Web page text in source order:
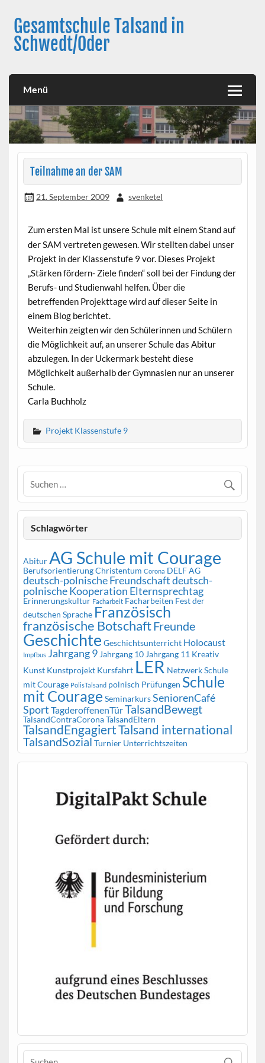
contentGesamtschule Talsand in
Schwedt/Oder
Menü
Teilnahme an der SAM
21. September 2009 svenketel
Zum ersten Mal ist unsere Schule mit einem Stand auf
der SAM vertreten gewesen. Wir stellten dabei unser
Projekt in der Klassenstufe 9 vor. Dieses Projekt
„Stärken fördern- Ziele finden“ soll bei der Findung der
Berufs- und Studienwahl helfen. Über die
betreffenden Projekttage wird auf dieser Seite in
einem Blog berichtet.
Weiterhin zeigten wir den Schülerinnen und Schülern
die Möglichkeit auf, an unserer Schule das Abitur
abzulegen. In der Uckermark besteht diese
Möglichkeit außerhalb der Gymnasien nur an unserer
Schule.
Carla Buchholz
Projekt Klassenstufe 9
Schlagwörter
Abitur AG Schule mit Courage
BerufsorientierungChristentum Corona DELF AG
deutsch-polnische Freundschaftdeutsch-
polnische Kooperation Elternsprechtag
Erinnerungskultur Facharbeit Facharbeiten Fest der
deutschen Sprache Französisch
französische BotschaftFreunde
Geschichte Geschichtsunterricht Holocaust
Impfbus Jahrgang 9 Jahrgang 10 Jahrgang 11 Kreativ
Kunst Kunstprojekt Kursfahrt LER Netzwerk Schule
mit Courage PolisTalsand polnisch Prüfungen Schule
mit Courage SeminarkursSeniorenCafé
Sport TagderoffenenTürTalsandBewegt
TalsandContraCoronaTalsandEltern
TalsandEngagiertTalsand international
TalsandSozial Turnier Unterrichtszeiten